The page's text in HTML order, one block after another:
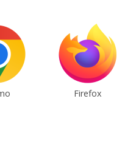
Firefox